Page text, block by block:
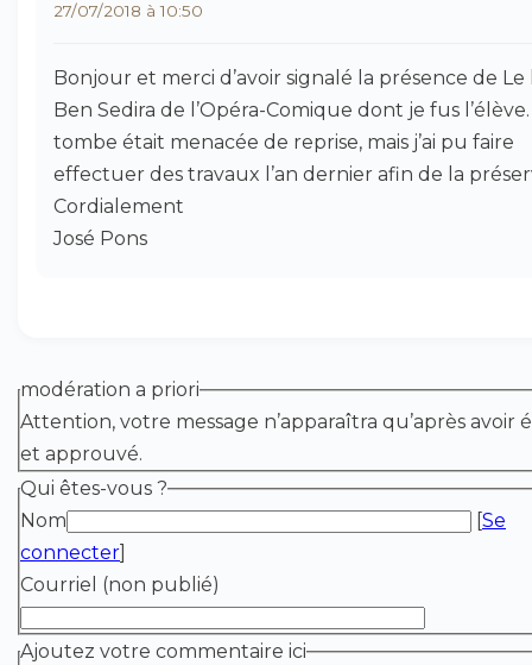
27/07/2018 à 10:50
Bonjour et merci d’avoir signalé la présence de Le
Ben Sedira de l’Opéra-Comique dont je fus l’élève.
tombe était menacée de reprise, mais j’ai pu faire
effectuer des travaux l’an dernier afin de la
Cordialement
José Pons
modération a priori
Attention, votre message n’apparaîtra qu’après avoir
et approuvé.
Qui êtes-vous ?
Nom
[Se
connecter]
Courriel (non publié)
Ajoutez votre commentaire ici